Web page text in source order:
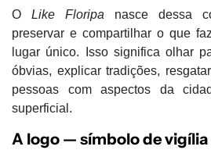
O Like Floripa nasce dessa
preservar e compartilharo que
lugar único. Isso significa olhar
óbvias, explicar tradições,
pessoas com aspectos da
superficial.
A logo — símbolo de vigília